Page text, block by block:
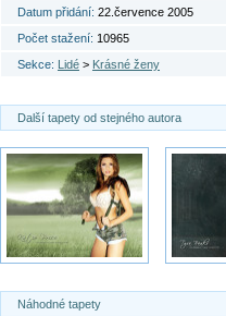
Datum přidání: 22.července 2005
Počet stažení: 10965
Sekce: Lidé > Krásné ženy
Další tapety od stejného autora
Náhodné tapety